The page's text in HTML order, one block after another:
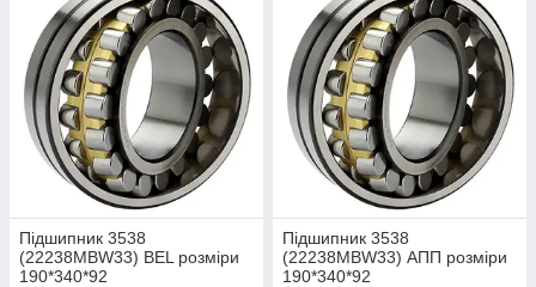
Підшипник 3538
(22238MBW33) BEL розміри
190*340*92
Підшипник 3538
(22238MBW33) АПП розміри
190*340*92